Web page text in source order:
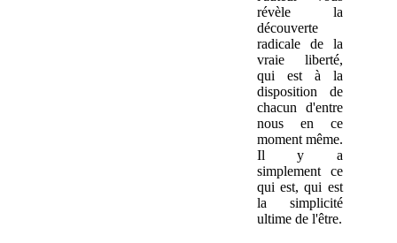
révèle la
découverte
radicale de la
vraie liberté,
qui est à la
disposition de
chacun d'entre
nous en ce
moment même.
Il y a
simplement ce
qui est, qui est
la simplicité
ultime de l'être.